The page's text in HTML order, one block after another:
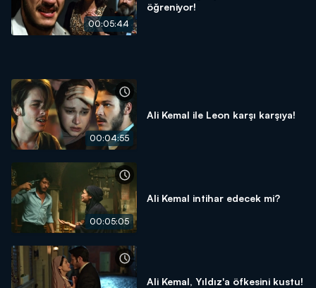
00:05:44
öğreniyor!
00:04:55
Ali Kemal ile Leon karşı karşıya!
00:05:05
Ali Kemal intihar edecek mi?
Ali Kemal, Yıldız'a öfkesini kustu!